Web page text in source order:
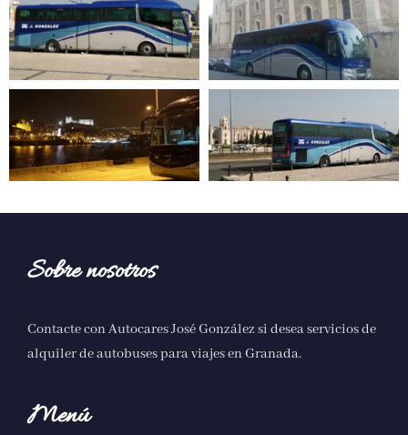
Sobre nosotros
Contacte con Autocares José González si desea servicios de
alquiler de autobuses para viajes en Granada.
Menú